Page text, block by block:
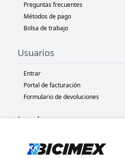
Preguntas frecuentes
Métodos de pago
Bolsa de trabajo
Usuarios
Entrar
Portal de facturación
Formulario de devoluciones
Legal
Políticas de privacidad